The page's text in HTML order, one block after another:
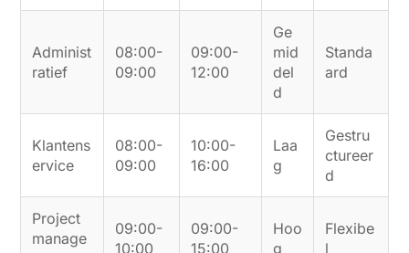
Administ
ratief
08:00-
09:00
09:00-
12:00
Ge
mid
del
d
Standa
ard
Klantens
ervice
08:00-
09:00
10:00-
16:00
Laa
g
Gestru
ctureer
d
Project
manage
09:00-
10:00
09:00-
15:00
Hoo
g
Flexibe
l